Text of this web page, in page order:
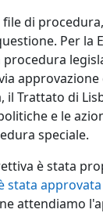
di
Per la
il Trattato di
e le
speciale.
è stata
stata
attendiamo